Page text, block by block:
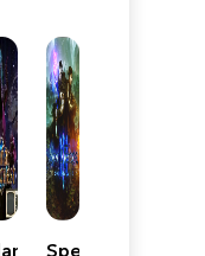
SpellForce